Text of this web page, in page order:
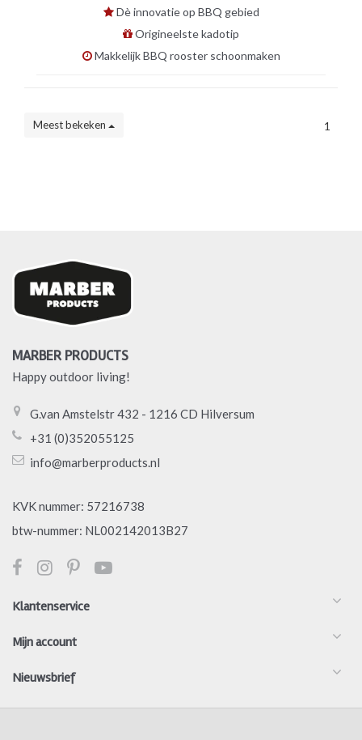
Dè innovatie op BBQ gebied
Origineelste kadotip
Makkelijk BBQ rooster schoonmaken
Meest bekeken 1
MARBER PRODUCTS
Happy outdoor living!
G.van Amstelstr 432 - 1216 CD Hilversum
+31 (0)352055125
info@marberproducts.nl
KVK nummer: 57216738
btw-nummer: NL002142013B27
Klantenservice
Mijn account
Nieuwsbrief